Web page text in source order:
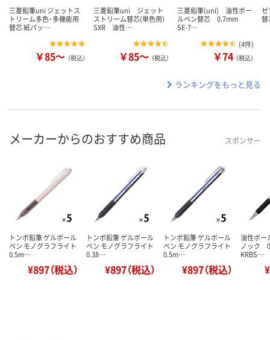
三菱鉛筆uni ジェットス
トリーム多色・多機能用
替芯 紙パッ…
￥85～ （税込）
三菱鉛筆uni ジェット
ストリーム替芯(単色用）
SXR 油性…
￥85～ （税込）
三菱鉛筆(uni) 油性ボー
ルペン替芯 0.7mm
SE-7…
(4件)
￥74 （税込）
ランキングをもっと見る
メーカーからのおすすめ商品 スポンサー
トンボ鉛筆 ゲルボール
ペン モノグラフライト
0.5m…
¥897（税込）
トンボ鉛筆 ゲルボール
ペン モノグラフライト
0.38…
¥897（税込）
トンボ鉛筆 ゲルボール
ペン モノグラフライト
0.5m…
¥897（税込）
油性ボ
ノック
KRBS…